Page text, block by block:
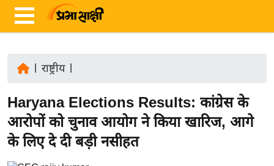
ज़ा
ख
ब
र
राष्ट्रीय|
Haryana Elections Results: कांग्रेस के
आरोपों को चुनाव आयोग ने किया खारिज, आगे
के लिए दे दी बड़ी नसीहत